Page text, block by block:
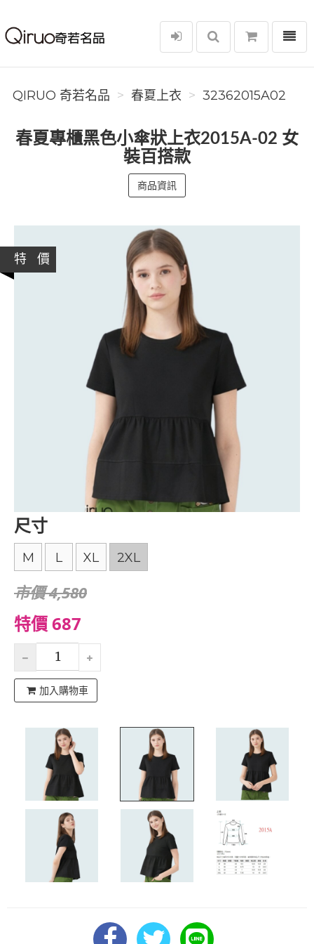
Qiruo 奇若名品
選單
QIRUO 奇若名品 春夏上衣 32362015A02
春夏專櫃黑色小傘狀上衣2015A-02 女
裝百搭款
商品資訊
特 價
尺寸
M L XL 2XL
市價 4,580
特價 687
加入購物車